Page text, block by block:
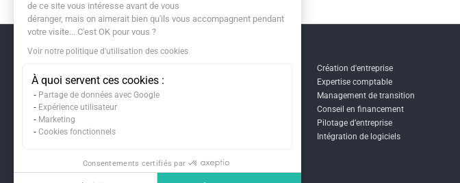
de ce site vous intéresse avant de vous
déranger, mais on aimerait bien qu'ils vous accompagnent pendant
votre visite... C'est OK pour vous ?
Voir notre politique d'utilisation des cookies
À quoi servent ces cookies :
Partage de données avec Google
Expérience utilisateur
Marketing
Cookies fonctionnels
Consentements certifiés par
Baker Tilly : Liens utiles
Tous nos cabinets
comptables
Le groupe Baker Tilly
Baker Tilly International
Fondation Baker Tilly &
Transformation digitale
Facturation électronique
Création d'entreprise
Expertise comptable
Management de transition
Conseil en financement
Pilotage d’entreprise
Intégration de logiciels